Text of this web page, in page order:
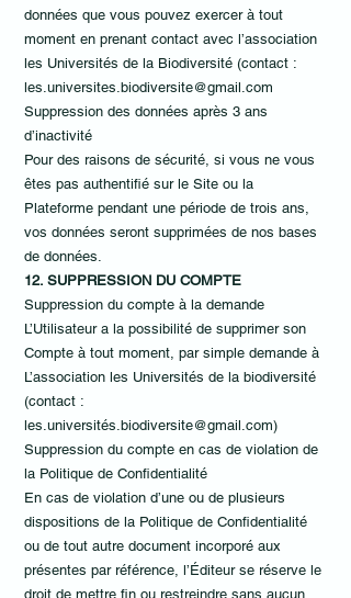
données que vous pouvez exercer à tout
moment en prenant contact avec l’association
les Universités de la Biodiversité (contact :
les.universites.biodiversite@gmail.com
Suppression des données après 3 ans
d’inactivité
Pour des raisons de sécurité, si vous ne vous
êtes pas authentifié sur le Site ou la
Plateforme pendant une période de trois ans,
vos données seront supprimées de nos bases
de données.
12. SUPPRESSION DU COMPTE
Suppression du compte à la demande
L’Utilisateur a la possibilité de supprimer son
Compte à tout moment, par simple demande à
L’association les Universités de la biodiversité
(contact :
les.universités.biodiversite@gmail.com)
Suppression du compte en cas de violation de
la Politique de Confidentialité
En cas de violation d’une ou de plusieurs
dispositions de la Politique de Confidentialité
ou de tout autre document incorporé aux
présentes par référence, l’Éditeur se réserve le
droit de mettre fin ou restreindre sans aucun